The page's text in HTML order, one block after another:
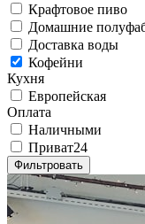
Крафтовое пиво
Домашние
Доставка воды
Кофейни
Кухня
Европейская
Оплата
Наличными
Приват24
Фильтровать